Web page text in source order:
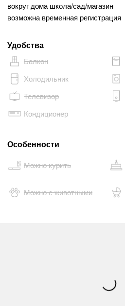
вокруг дома школа/сад/магазин
возможна временная регистрация
Удобства
Балкон
Холодильник
Телевизор
Кондиционер
Особенности
Можно курить
Можно с животными